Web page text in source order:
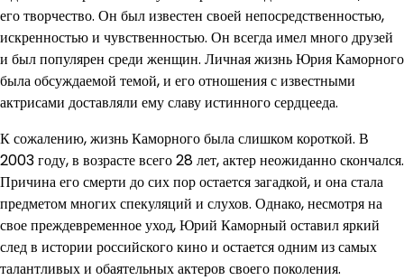
его творчество. Он был известен своей непосредственностью,
искренностью и чувственностью. Он всегда имел много друзей
и был популярен среди женщин. Личная жизнь Юрия Каморного
была обсуждаемой темой, и его отношения с известными
актрисами доставляли ему славу истинного сердцееда.
К сожалению, жизнь Каморного была слишком короткой. В
2003 году, в возрасте всего 28 лет, актер неожиданно скончался.
Причина его смерти до сих пор остается загадкой, и она стала
предметом многих спекуляций и слухов. Однако, несмотря на
свое преждевременное уход, Юрий Каморный оставил яркий
след в истории российского кино и остается одним из самых
талантливых и обаятельных актеров своего поколения.